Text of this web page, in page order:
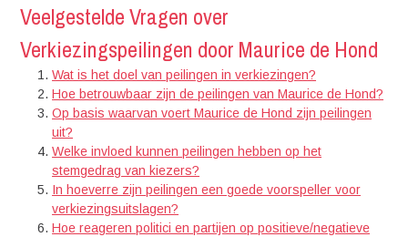
Veelgestelde Vragen over
Verkiezingspeilingen door Maurice de Hond
Wat is het doel van peilingen in verkiezingen?
Hoe betrouwbaar zijn de peilingen van Maurice de Hond?
Op basis waarvan voert Maurice de Hond zijn peilingen
uit?
Welke invloed kunnen peilingen hebben op het
stemgedrag van kiezers?
In hoeverre zijn peilingen een goede voorspeller voor
verkiezingsuitslagen?
Hoe reageren politici en partijen op positieve/negatieve